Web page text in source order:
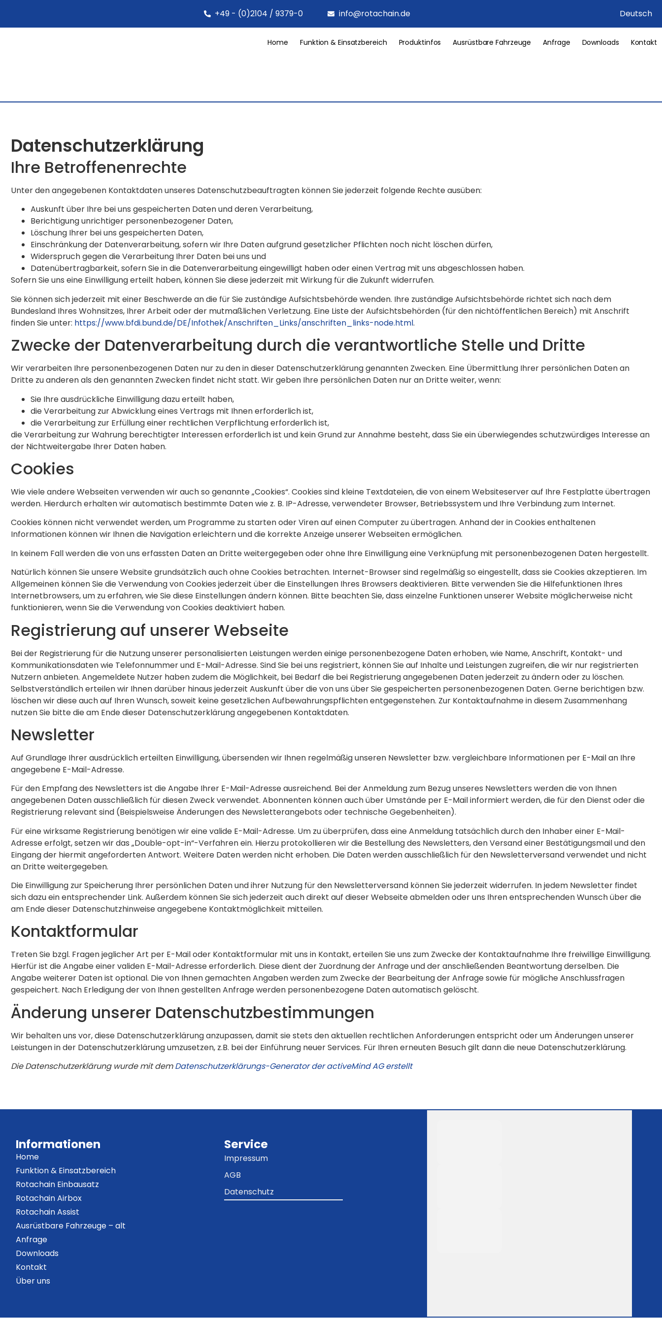
Deutsch
+49 - (0)2104 / 9379-0 info@rotachain.de
Home Funktion & Einsatzbereich Produktinfos Ausrüstbare Fahrzeuge Anfrage Downloads Kontakt
Datenschutzerklärung
Ihre Betroffenenrechte
Unter den angegebenen Kontaktdaten unseres Datenschutzbeauftragten können Sie jederzeit folgende Rechte ausüben:
Auskunft über Ihre bei uns gespeicherten Daten und deren Verarbeitung,
Berichtigung unrichtiger personenbezogener Daten,
Löschung Ihrer bei uns gespeicherten Daten,
Einschränkung der Datenverarbeitung, sofern wir Ihre Daten aufgrund gesetzlicher Pflichten noch nicht löschen dürfen,
Widerspruch gegen die Verarbeitung Ihrer Daten bei uns und
Datenübertragbarkeit, sofern Sie in die Datenverarbeitung eingewilligt haben oder einen Vertrag mit uns abgeschlossen haben.
Sofern Sie uns eine Einwilligung erteilt haben, können Sie diese jederzeit mit Wirkung für die Zukunft widerrufen.
Sie können sich jederzeit mit einer Beschwerde an die für Sie zuständige Aufsichtsbehörde wenden. Ihre zuständige Aufsichtsbehörde richtet sich nach dem
Bundesland Ihres Wohnsitzes, Ihrer Arbeit oder der mutmaßlichen Verletzung. Eine Liste der Aufsichtsbehörden (für den nichtöffentlichen Bereich) mit Anschrift
finden Sie unter: https://www.bfdi.bund.de/DE/Infothek/Anschriften_Links/anschriften_links-node.html.
Zwecke der Datenverarbeitung durch die verantwortliche Stelle und Dritte
Wir verarbeiten Ihre personenbezogenen Daten nur zu den in dieser Datenschutzerklärung genannten Zwecken. Eine Übermittlung Ihrer persönlichen Daten an
Dritte zu anderen als den genannten Zwecken findet nicht statt. Wir geben Ihre persönlichen Daten nur an Dritte weiter, wenn:
Sie Ihre ausdrückliche Einwilligung dazu erteilt haben,
die Verarbeitung zur Abwicklung eines Vertrags mit Ihnen erforderlich ist,
die Verarbeitung zur Erfüllung einer rechtlichen Verpflichtung erforderlich ist,
die Verarbeitung zur Wahrung berechtigter Interessen erforderlich ist und kein Grund zur Annahme besteht, dass Sie ein überwiegendes schutzwürdiges Interesse an
der Nichtweitergabe Ihrer Daten haben.
Cookies
Wie viele andere Webseiten verwenden wir auch so genannte „Cookies“. Cookies sind kleine Textdateien, die von einem Websiteserver auf Ihre Festplatte übertragen
werden. Hierdurch erhalten wir automatisch bestimmte Daten wie z. B. IP-Adresse, verwendeter Browser, Betriebssystem und Ihre Verbindung zum Internet.
Cookies können nicht verwendet werden, um Programme zu starten oder Viren auf einen Computer zu übertragen. Anhand der in Cookies enthaltenen
Informationen können wir Ihnen die Navigation erleichtern und die korrekte Anzeige unserer Webseiten ermöglichen.
In keinem Fall werden die von uns erfassten Daten an Dritte weitergegeben oder ohne Ihre Einwilligung eine Verknüpfung mit personenbezogenen Daten hergestellt.
Natürlich können Sie unsere Website grundsätzlich auch ohne Cookies betrachten. Internet-Browser sind regelmäßig so eingestellt, dass sie Cookies akzeptieren. Im
Allgemeinen können Sie die Verwendung von Cookies jederzeit über die Einstellungen Ihres Browsers deaktivieren. Bitte verwenden Sie die Hilfefunktionen Ihres
Internetbrowsers, um zu erfahren, wie Sie diese Einstellungen ändern können. Bitte beachten Sie, dass einzelne Funktionen unserer Website möglicherweise nicht
funktionieren, wenn Sie die Verwendung von Cookies deaktiviert haben.
Registrierung auf unserer Webseite
Bei der Registrierung für die Nutzung unserer personalisierten Leistungen werden einige personenbezogene Daten erhoben, wie Name, Anschrift, Kontakt- und
Kommunikationsdaten wie Telefonnummer und E-Mail-Adresse. Sind Sie bei uns registriert, können Sie auf Inhalte und Leistungen zugreifen, die wir nur registrierten
Nutzern anbieten. Angemeldete Nutzer haben zudem die Möglichkeit, bei Bedarf die bei Registrierung angegebenen Daten jederzeit zu ändern oder zu löschen.
Selbstverständlich erteilen wir Ihnen darüber hinaus jederzeit Auskunft über die von uns über Sie gespeicherten personenbezogenen Daten. Gerne berichtigen bzw.
löschen wir diese auch auf Ihren Wunsch, soweit keine gesetzlichen Aufbewahrungspflichten entgegenstehen. Zur Kontaktaufnahme in diesem Zusammenhang
nutzen Sie bitte die am Ende dieser Datenschutzerklärung angegebenen Kontaktdaten.
Newsletter
Auf Grundlage Ihrer ausdrücklich erteilten Einwilligung, übersenden wir Ihnen regelmäßig unseren Newsletter bzw. vergleichbare Informationen per E-Mail an Ihre
angegebene E-Mail-Adresse.
Für den Empfang des Newsletters ist die Angabe Ihrer E-Mail-Adresse ausreichend. Bei der Anmeldung zum Bezug unseres Newsletters werden die von Ihnen
angegebenen Daten ausschließlich für diesen Zweck verwendet. Abonnenten können auch über Umstände per E-Mail informiert werden, die für den Dienst oder die
Registrierung relevant sind (Beispielsweise Änderungen des Newsletterangebots oder technische Gegebenheiten).
Für eine wirksame Registrierung benötigen wir eine valide E-Mail-Adresse. Um zu überprüfen, dass eine Anmeldung tatsächlich durch den Inhaber einer E-Mail-
Adresse erfolgt, setzen wir das „Double-opt-in“-Verfahren ein. Hierzu protokollieren wir die Bestellung des Newsletters, den Versand einer Bestätigungsmail und den
Eingang der hiermit angeforderten Antwort. Weitere Daten werden nicht erhoben. Die Daten werden ausschließlich für den Newsletterversand verwendet und nicht
an Dritte weitergegeben.
Die Einwilligung zur Speicherung Ihrer persönlichen Daten und ihrer Nutzung für den Newsletterversand können Sie jederzeit widerrufen. In jedem Newsletter findet
sich dazu ein entsprechender Link. Außerdem können Sie sich jederzeit auch direkt auf dieser Webseite abmelden oder uns Ihren entsprechenden Wunsch über die
am Ende dieser Datenschutzhinweise angegebene Kontaktmöglichkeit mitteilen.
Kontaktformular
Treten Sie bzgl. Fragen jeglicher Art per E-Mail oder Kontaktformular mit uns in Kontakt, erteilen Sie uns zum Zwecke der Kontaktaufnahme Ihre freiwillige Einwilligung.
Hierfür ist die Angabe einer validen E-Mail-Adresse erforderlich. Diese dient der Zuordnung der Anfrage und der anschließenden Beantwortung derselben. Die
Angabe weiterer Daten ist optional. Die von Ihnen gemachten Angaben werden zum Zwecke der Bearbeitung der Anfrage sowie für mögliche Anschlussfragen
gespeichert. Nach Erledigung der von Ihnen gestellten Anfrage werden personenbezogene Daten automatisch gelöscht.
Änderung unserer Datenschutzbestimmungen
Wir behalten uns vor, diese Datenschutzerklärung anzupassen, damit sie stets den aktuellen rechtlichen Anforderungen entspricht oder um Änderungen unserer
Leistungen in der Datenschutzerklärung umzusetzen, z.B. bei der Einführung neuer Services. Für Ihren erneuten Besuch gilt dann die neue Datenschutzerklärung.
Die Datenschutzerklärung wurde mit demDatenschutzerklärungs-Generator der activeMind AG erstellt
Informationen
Home
Funktion & Einsatzbereich
Rotachain Einbausatz
Rotachain Airbox
Rotachain Assist
Ausrüstbare Fahrzeuge – alt
Anfrage
Downloads
Kontakt
Über uns
Service
Impressum
AGB
Datenschutz